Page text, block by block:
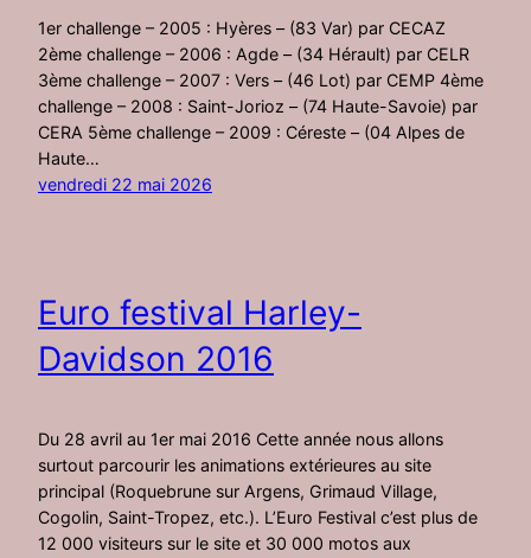
1er challenge – 2005 : Hyères – (83 Var) par CECAZ
2ème challenge – 2006 : Agde – (34 Hérault) par CELR
3ème challenge – 2007 : Vers – (46 Lot) par CEMP 4ème
challenge – 2008 : Saint-Jorioz – (74 Haute-Savoie) par
CERA 5ème challenge – 2009 : Céreste – (04 Alpes de
Haute…
vendredi 22 mai 2026
Euro festival Harley-
Davidson 2016
Du 28 avril au 1er mai 2016 Cette année nous allons
surtout parcourir les animations extérieures au site
principal (Roquebrune sur Argens, Grimaud Village,
Cogolin, Saint-Tropez, etc.). L’Euro Festival c’est plus de
12 000 visiteurs sur le site et 30 000 motos aux